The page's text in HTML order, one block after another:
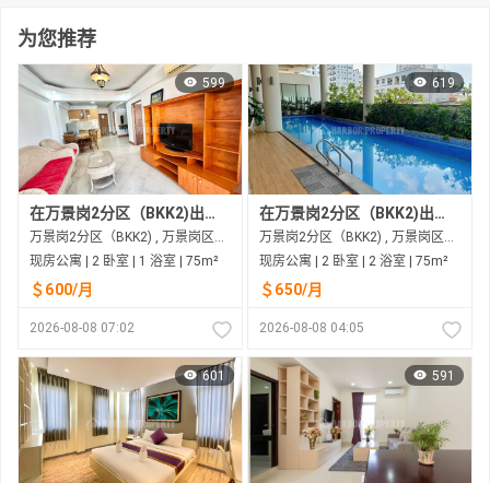
为您推荐
599
在万景岗2分区（BKK2)出租的现房公寓
万景岗2分区（BKK2) , 万景岗区（BKK) , 金边市
现房公寓 | 2 卧室 | 1 浴室 | 75m²
＄600/月
2026-08-08 07:02
619
在万景岗2分区（BKK2)出租的现房公寓
万景岗2分区（BKK2) , 万景岗区（BKK) , 金边市
现房公寓 | 2 卧室 | 2 浴室 | 75m²
＄650/月
2026-08-08 04:05
601 591